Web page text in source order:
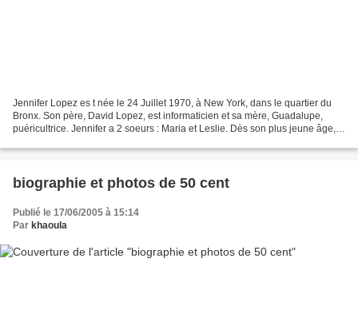
Jennifer Lopez es t née le 24 Juillet 1970, à New York, dans le quartier du
Bronx. Son père, David Lopez, est informaticien et sa mère, Guadalupe,
puéricultrice. Jennifer a 2 soeurs : Maria et Leslie. Dès son plus jeune âge,
biographie et photos de 50 cent
Publié le 17/06/2005 à 15:14
Par khaoula